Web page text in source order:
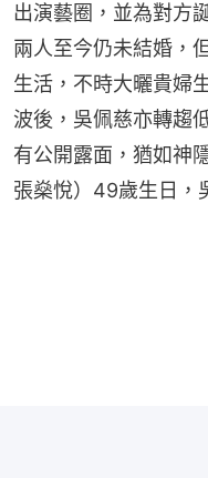
出演藝圈，並為對方
兩人至今仍未結婚，
生活，不時大曬貴婦
波後，吳佩慈亦轉趨
有公開露面，猶如神
張燊悅）49歲生日，